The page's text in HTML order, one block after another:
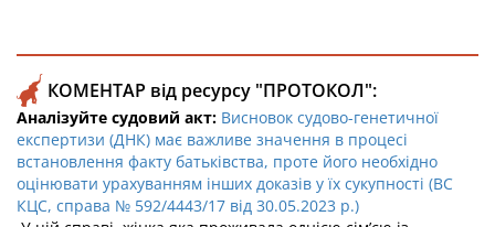
КОМЕНТАР від ресурсу "ПРОТОКОЛ":
Аналізуйте судовий акт: Висновок судово-генетичної
експертизи (ДНК) має важливе значення в процесі
встановлення факту батьківства, проте його необхідно
оцінювати урахуванням інших доказів у їх сукупності (ВС
КЦС, справа № 592/4443/17 від 30.05.2023 р.)